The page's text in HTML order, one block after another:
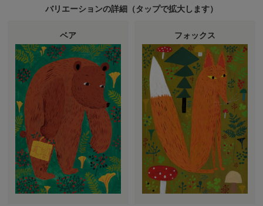
バリエーションの詳細（タップで拡大します）
ベア フォックス